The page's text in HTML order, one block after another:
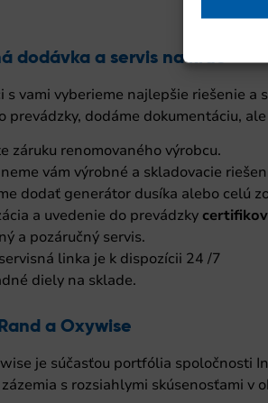
dodávka a servis na kľúč
s vami vyberieme najlepšie riešenie
prevádzky, dodáme dokumentáciu,
záruku renomovaného výrobcu.
vám výrobné a skladovacie
dodať generátor dusíka alebo celú
a uvedenie do prevádzky
a pozáručný servis.
linka je k dispozícii 24 /7
diely na sklade.
a Oxywise
je súčasťou portfólia spoločnosti
s rozsiahlymi skúsenosťami